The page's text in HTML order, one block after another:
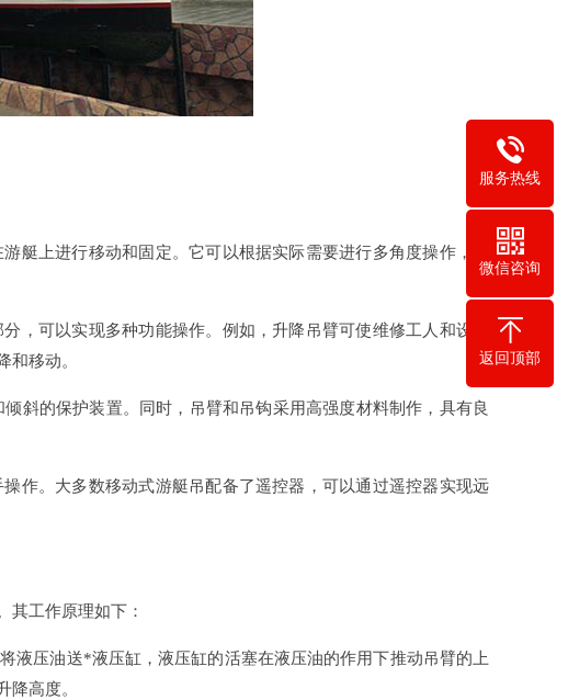
艇上进行移动和固定。它可以根据实际需要进行多角度操作，满
，可以实现多种功能操作。例如，升降吊臂可使维修工人和设备
和移动。
斜的保护装置。同时，吊臂和吊钩采用高强度材料制作，具有良
作。大多数移动式游艇吊配备了遥控器，可以通过遥控器实现远
其工作原理如下：
液压油送*液压缸，液压缸的活塞在液压油的作用下推动吊臂的上
降高度。
服务热线
微信咨询
返回顶部